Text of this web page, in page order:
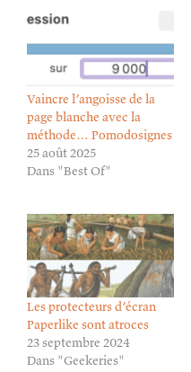
Vaincre l’angoisse de la
page blanche avec la
méthode… Pomodosignes
25 août 2025
Dans "Best Of"
Les protecteurs d’écran
Paperlike sont atroces
23 septembre 2024
Dans "Geekeries"